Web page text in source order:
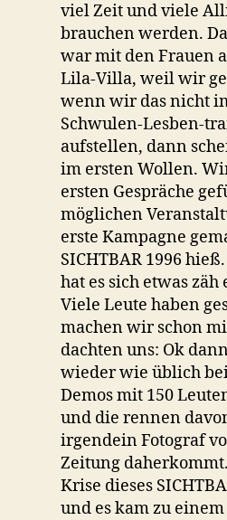
viel Zeit und viele
brauchen werden.
war mit den Frauen
Lila-Villa, weil wir
wenn wir das nicht
Schwulen-Lesben-
aufstellen, dann
im ersten Wollen.
ersten Gespräche
möglichen
erste Kampagne
SICHTBAR 1996
hat es sich etwas
Viele Leute haben
machen wir schon
dachten uns: Ok
wieder wie üblich
Demos mit 150
und die rennen
irgendein Fotograf
Zeitung
Krise dieses
und es kam zu